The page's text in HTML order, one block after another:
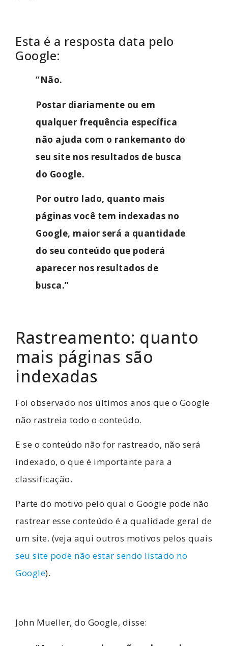
Esta é a resposta data pelo
Google:
“Não.
Postar diariamente ou em
qualquer frequência específica
não ajuda com o rankemanto do
seu site nos resultados de busca
do Google.
Por outro lado, quanto mais
páginas você tem indexadas no
Google, maior será a quantidade
do seu conteúdo que poderá
aparecer nos resultados de
busca.”
Rastreamento: quanto
mais páginas são
indexadas
Foi observado nos últimos anos que o Google
não rastreia todo o conteúdo.
E se o conteúdo não for rastreado, não será
indexado, o que é importante para a
classificação.
Parte do motivo pelo qual o Google pode não
rastrear esse conteúdo é a qualidade geral de
um site. (veja aqui outros motivos pelos quais
seu site pode não estar sendo listado no
Google).
John Mueller, do Google, disse: